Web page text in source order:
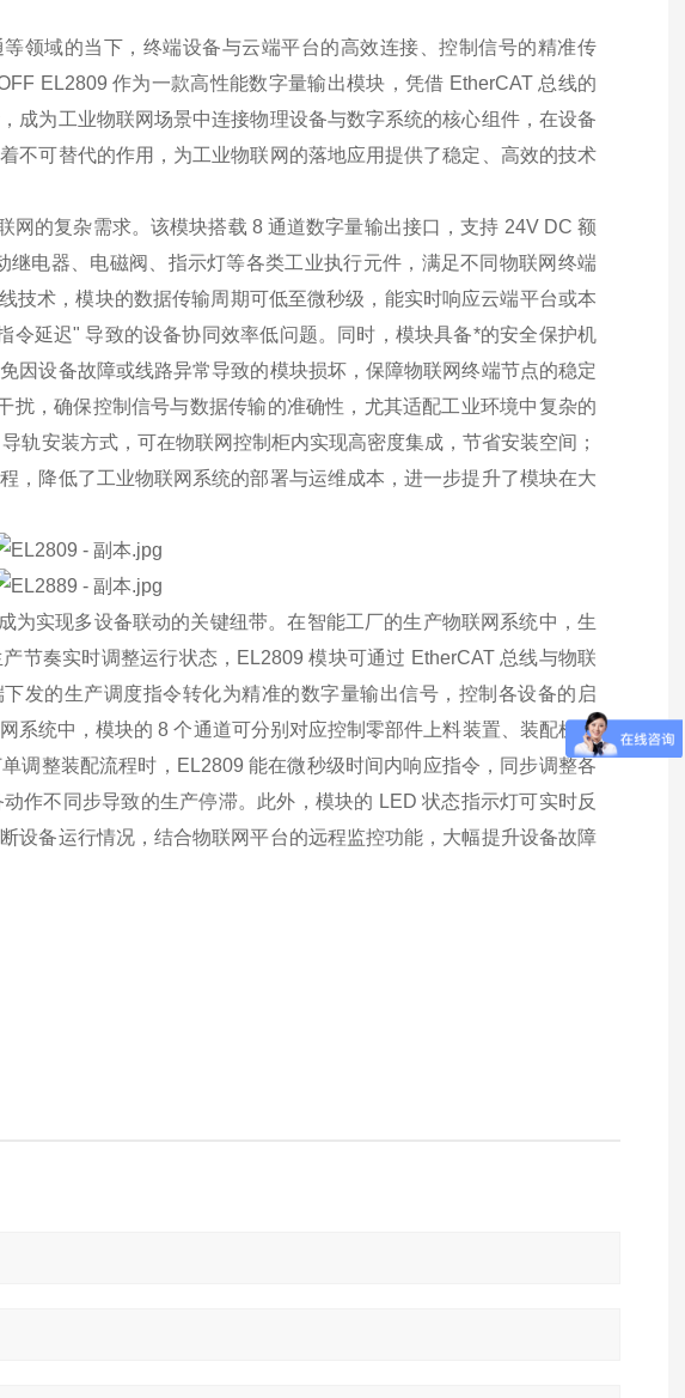
领域的当下，终端设备与云端平台的高效连接、控制信号的精准传
EL2809 作为一款高性能数字量输出模块，凭借 EtherCAT 总线的
成为工业物联网场景中连接物理设备与数字系统的核心组件，在设备
不可替代的作用，为工业物联网的落地应用提供了稳定、高效的技术
网的复杂需求。该模块搭载 8 通道数字量输出接口，支持 24V DC 额
电器、电磁阀、指示灯等各类工业执行元件，满足不同物联网终端
技术，模块的数据传输周期可低至微秒级，能实时响应云端平台或本
令延迟" 导致的设备协同效率低问题。同时，模块具备*的安全保护机
因设备故障或线路异常导致的模块损坏，保障物联网终端节点的稳定
扰，确保控制信号与数据传输的准确性，尤其适配工业环境中复杂的
轨安装方式，可在物联网控制柜内实现高密度集成，节省安装空间；
，降低了工业物联网系统的部署与运维成本，进一步提升了模块在大
为实现多设备联动的关键纽带。在智能工厂的生产物联网系统中，生
节奏实时调整运行状态，EL2809 模块可通过 EtherCAT 总线与物联
发的生产调度指令转化为精准的数字量输出信号，控制各设备的启
系统中，模块的 8 个通道可分别对应控制零部件上料装置、装配机械
调整装配流程时，EL2809 能在微秒级时间内响应指令，同步调整各
作不同步导致的生产停滞。此外，模块的 LED 状态指示灯可实时反
设备运行情况，结合物联网平台的远程监控功能，大幅提升设备故障